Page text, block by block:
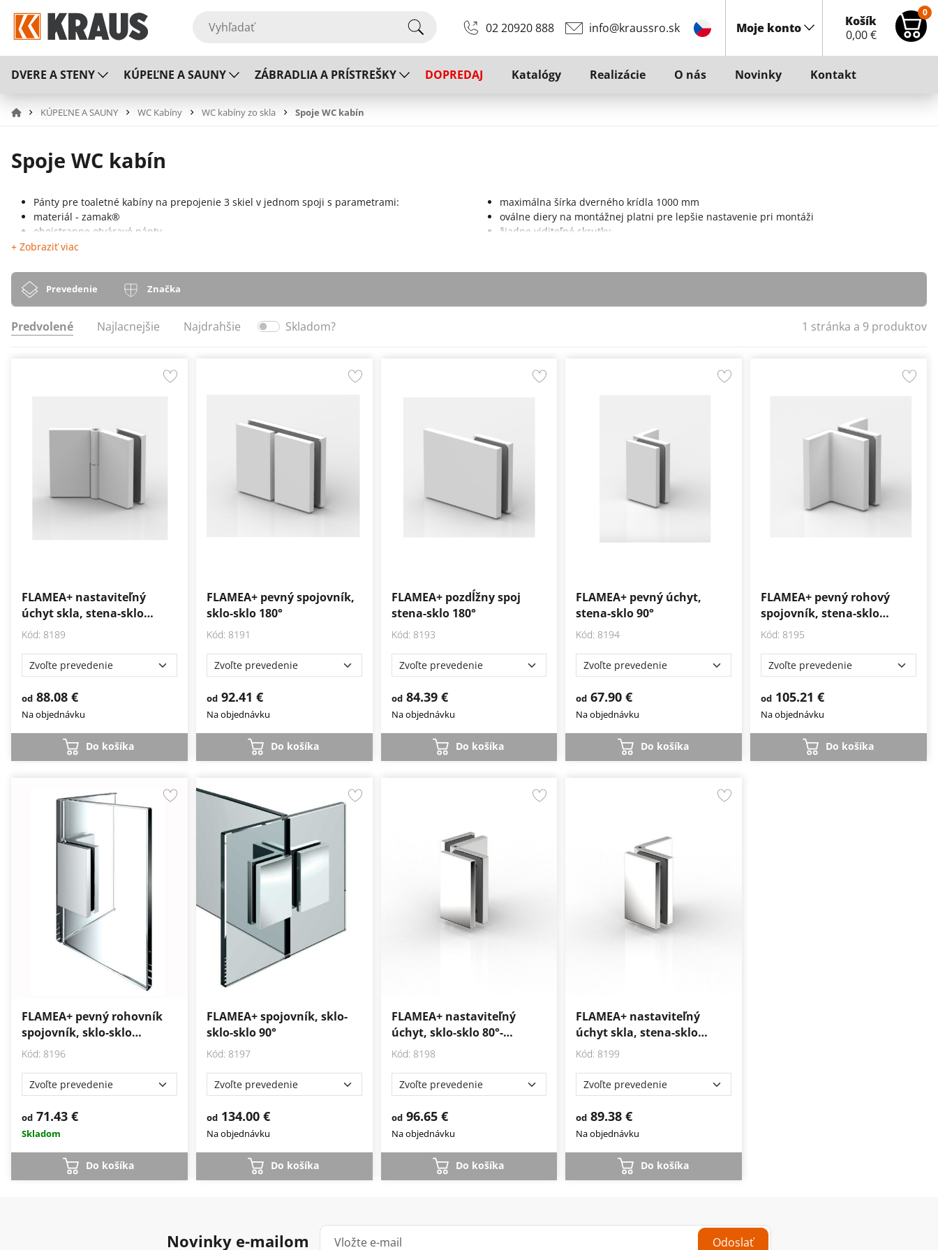
02 20920 888 info@kraussro.sk Moje konto
Košík
0,00€
0
DVERE A STENY KÚPEĽNE A SAUNY ZÁBRADLIA A PRÍSTREŠKY DOPREDAJ Katalógy Realizácie O nás Novinky Kontakt
KÚPEĽNE A SAUNY WC Kabíny WC kabíny zo skla Spoje WC kabín
Spoje WC kabín
Pánty pre toaletné kabíny na prepojenie 3 skiel v jednom spoji s parametrami:
materiál - zamak®
obojstranne otváravé pánty
neobmedzene nastaviteľný nulový bod a dovieranie do posledného centimetra
optimalizovaný na použitie bez tesniaceho profilu
vhodné pre bezpečnostné kalené sklo hrúbky 6, 8 a 10 mm
maximálne rozmery skla: 1000 mm x 2250 mm pri 8 mm = nosnosť (2 Pánty): 45 kg
maximálna šírka dverného krídla 1000 mm
oválne diery na montážnej platni pre lepšie nastavenie pri montáži
žiadne viditeľné skrutky
nevhodné pre stavbu okrúhlych spŕch
povrchová úprava: Gc - leštený chróm, Mc - matný chróm, Ef - imitácia nereze
+ Zobraziť viac
Prevedenie Značka
Predvolené Najlacnejšie Najdrahšie Skladom? 1 stránka a 9 produktov
FLAMEA+ nastaviteľný
úchyt skla, stena-sklo…
Kód: 8189
od 88.08 €
Na objednávku
Do košíka
FLAMEA+ pevný spojovník,
sklo-sklo 180°
Kód: 8191
od92.41 €
Na objednávku
Do košíka
FLAMEA+ pozdĺžny spoj
stena-sklo 180°
Kód: 8193
od84.39 €
Na objednávku
Do košíka
FLAMEA+ pevný úchyt,
stena-sklo 90°
Kód: 8194
od 67.90 €
Na objednávku
Do košíka
FLAMEA+ pevný rohový
spojovník, stena-sklo…
Kód: 8195
od 105.21 €
Na objednávku
Do košíka
FLAMEA+ pevný rohovník
spojovník, sklo-sklo…
Kód: 8196
od 71.43 €
Skladom
Do košíka
FLAMEA+ spojovník, sklo-
sklo-sklo 90°
Kód: 8197
od134.00 €
Na objednávku
Do košíka
FLAMEA+ nastaviteľný
úchyt, sklo-sklo 80°-…
Kód: 8198
od96.65 €
Na objednávku
Do košíka
FLAMEA+ nastaviteľný
úchyt skla, stena-sklo…
Kód: 8199
od 89.38 €
Na objednávku
Do košíka
Novinky e-mailom Odoslať